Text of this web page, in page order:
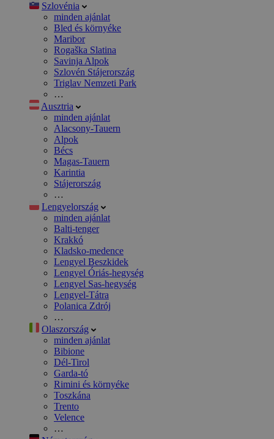
Szlovénia
minden ajánlat
Bled és környéke
Maribor
Rogaška Slatina
Savinja Alpok
Szlovén Stájerország
Triglav Nemzeti Park
…
Ausztria
minden ajánlat
Alacsony-Tauern
Alpok
Bécs
Magas-Tauern
Karintia
Stájerország
…
Lengyelország
minden ajánlat
Balti-tenger
Krakkó
Kladsko-medence
Lengyel Beszkidek
Lengyel Óriás-hegység
Lengyel Sas-hegység
Lengyel-Tátra
Polanica Zdrój
…
Olaszország
minden ajánlat
Bibione
Dél-Tirol
Garda-tó
Rimini és környéke
Toszkána
Trento
Velence
…